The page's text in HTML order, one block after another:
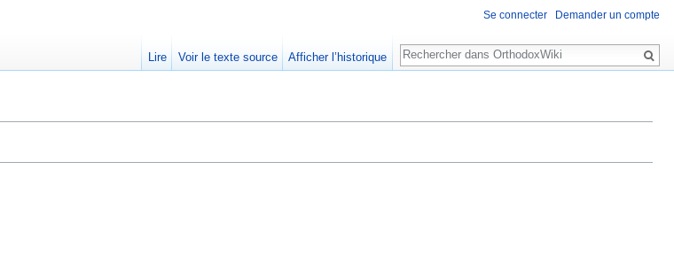
Se connecter Demander un compte
Lire Voir le texte source Afficher l’historique
Rechercher